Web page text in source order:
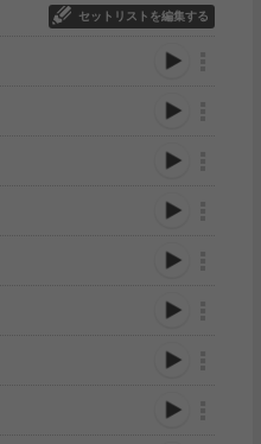
セットリストを編集する